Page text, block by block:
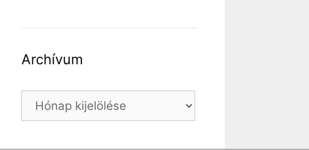
Archívum
Archívum